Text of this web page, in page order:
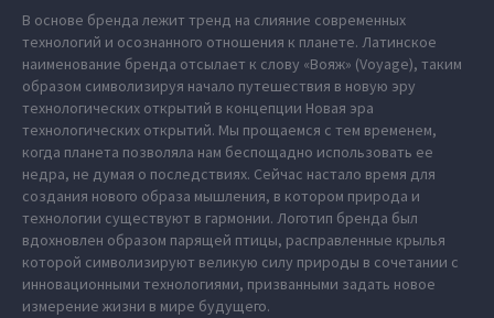
В основе бренда лежит тренд на слияние современных
технологий и осознанного отношения к планете. Латинское
наименование бренда отсылает к слову «Вояж» (Voyage), таким
образом символизируя начало путешествия в новую эру
технологических открытий в концепции Новая эра
технологических открытий. Мы прощаемся с тем временем,
когда планета позволяла нам беспощадно использовать ее
недра, не думая о последствиях. Сейчас настало время для
создания нового образа мышления, в котором природа и
технологии существуют в гармонии. Логотип бренда был
вдохновлен образом парящей птицы, расправленные крылья
которой символизируют великую силу природы в сочетании с
инновационными технологиями, призванными задать новое
измерение жизни в мире будущего.